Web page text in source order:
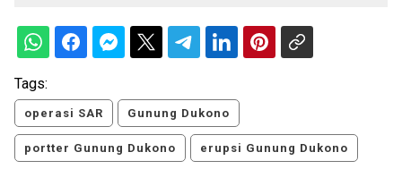
Tags:
operasi SAR Gunung Dukono
portter Gunung Dukono erupsi Gunung Dukono